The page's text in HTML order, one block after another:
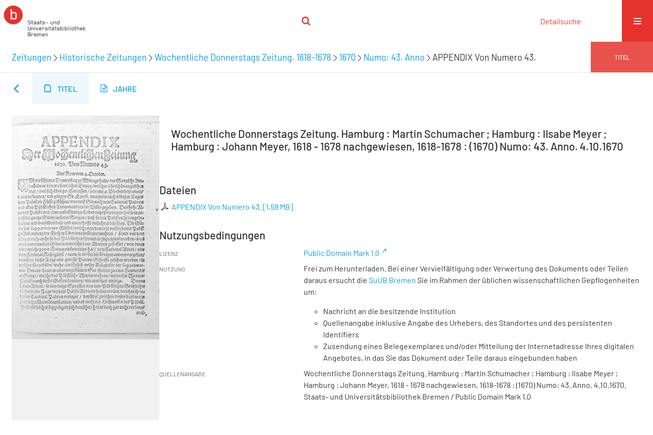
Detailsuche
Zeitungen Historische Zeitungen Wochentliche Donnerstags Zeitung. 1618-1678 1670 Numo: 43. Anno APPENDIX Von Numero 43. TITEL
TITEL JAHRE
Wochentliche Donnerstags Zeitung. Hamburg : Martin Schumacher ; Hamburg : Ilsabe Meyer ;
Hamburg : Johann Meyer, 1618 - 1678 nachgewiesen, 1618-1678 : (1670) Numo: 43. Anno. 4.10.1670
Dateien
APPENDIX Von Numero 43. [1,59 MB]
Nutzungsbedingungen
LIZENZ Public Domain Mark 1.0
NUTZUNG
Frei zum Herunterladen. Bei einer Vervielfältigung oder Verwertung des Dokuments oder Teilen
daraus ersucht die SuUB Bremen Sie im Rahmen der üblichen wissenschaftlichen Gepflogenheiten
um:
Nachricht an die besitzende Institution
Quellenangabe inklusive Angabe des Urhebers, des Standortes und des persistenten
Identifiers
Zusendung eines Belegexemplares und/oder Mitteilung der Internetadresse Ihres digitalen
Angebotes, in das Sie das Dokument oder Teile daraus eingebunden haben
QUELLENANGABE
Wochentliche Donnerstags Zeitung. Hamburg : Martin Schumacher ; Hamburg : Ilsabe Meyer ;
Hamburg : Johann Meyer, 1618 - 1678 nachgewiesen, 1618-1678 : (1670) Numo: 43. Anno. 4.10.1670.
Staats- und Universitätsbibliothek Bremen / Public Domain Mark 1.0